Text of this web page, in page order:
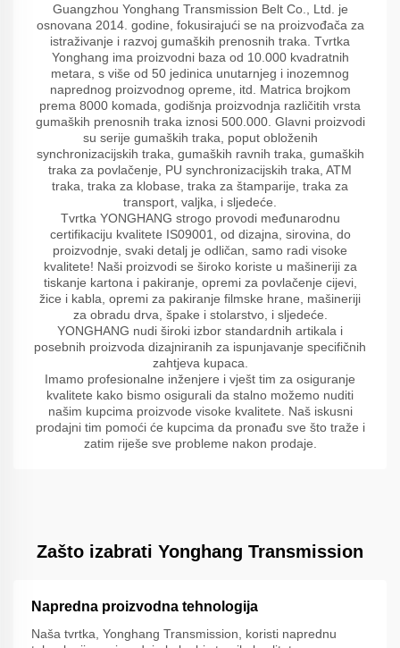
Guangzhou Yonghang Transmission Belt Co., Ltd. je
osnovana 2014. godine, fokusirajući se na proizvođača za
istraživanje i razvoj gumaških prenosnih traka. Tvrtka
Yonghang ima proizvodni baza od 10.000 kvadratnih
metara, s više od 50 jedinica unutarnjeg i inozemnog
naprednog proizvodnog opreme, itd. Matrica brojkom
prema 8000 komada, godišnja proizvodnja različitih vrsta
gumaških prenosnih traka iznosi 500.000. Glavni proizvodi
su serije gumaških traka, poput obloženih
synchronizacijskih traka, gumaških ravnih traka, gumaških
traka za povlačenje, PU synchronizacijskih traka, ATM
traka, traka za klobase, traka za štamparije, traka za
transport, valjka, i sljedeće.
Tvrtka YONGHANG strogo provodi međunarodnu
certifikaciju kvalitete IS09001, od dizajna, sirovina, do
proizvodnje, svaki detalj je odličan, samo radi visoke
kvalitete! Naši proizvodi se široko koriste u mašineriji za
tiskanje kartona i pakiranje, opremi za povlačenje cijevi,
žice i kabla, opremi za pakiranje filmske hrane, mašineriji
za obradu drva, špake i stolarstvo, i sljedeće.
YONGHANG nudi široki izbor standardnih artikala i
posebnih proizvoda dizajniranih za ispunjavanje specifičnih
zahtjeva kupaca.
Imamo profesionalne inženjere i vješt tim za osiguranje
kvalitete kako bismo osigurali da stalno možemo nuditi
našim kupcima proizvode visoke kvalitete. Naš iskusni
prodajni tim pomoći će kupcima da pronađu sve što traže i
zatim riješe sve probleme nakon prodaje.
Zašto izabrati Yonghang Transmission
Napredna proizvodna tehnologija
Naša tvrtka, Yonghang Transmission, koristi naprednu